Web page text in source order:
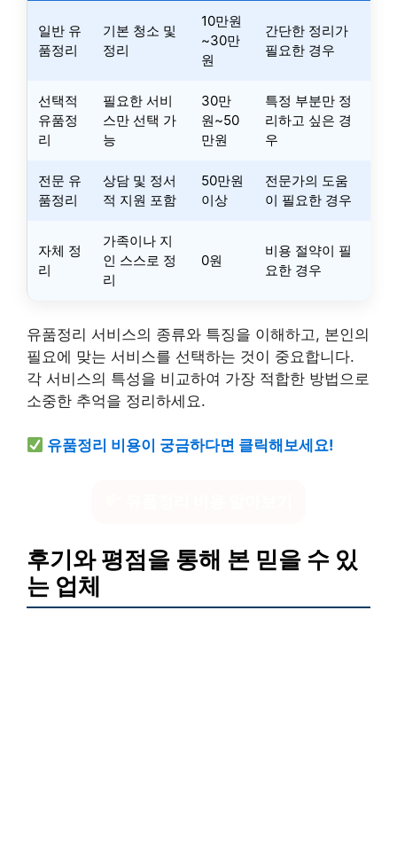
일반 유
품정리
기본 청소 및
정리
10만원
~30만
원
간단한 정리가
필요한 경우
선택적
유품정
리
필요한 서비
스만 선택 가
능
30만
원~50
만원
특정 부분만 정
리하고 싶은 경
우
전문 유
품정리
상담 및 정서
적 지원 포함
50만원
이상
전문가의 도움
이 필요한 경우
자체 정
리
가족이나 지
인 스스로 정
리
0원
비용 절약이 필
요한 경우
유품정리 서비스의 종류와 특징을 이해하고, 본인의
필요에 맞는 서비스를 선택하는 것이 중요합니다.
각 서비스의 특성을 비교하여 가장 적합한 방법으로
소중한 추억을 정리하세요.
유품정리 비용이 궁금하다면 클릭해보세요!
후기와 평점을 통해 본 믿을 수 있
는 업체